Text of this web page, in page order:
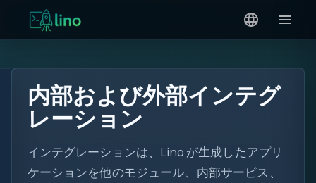
内部および外部インテグ
レーション
インテグレーションは、Lino が生成したアプリ
ケーションを他のモジュール、内部サービス、